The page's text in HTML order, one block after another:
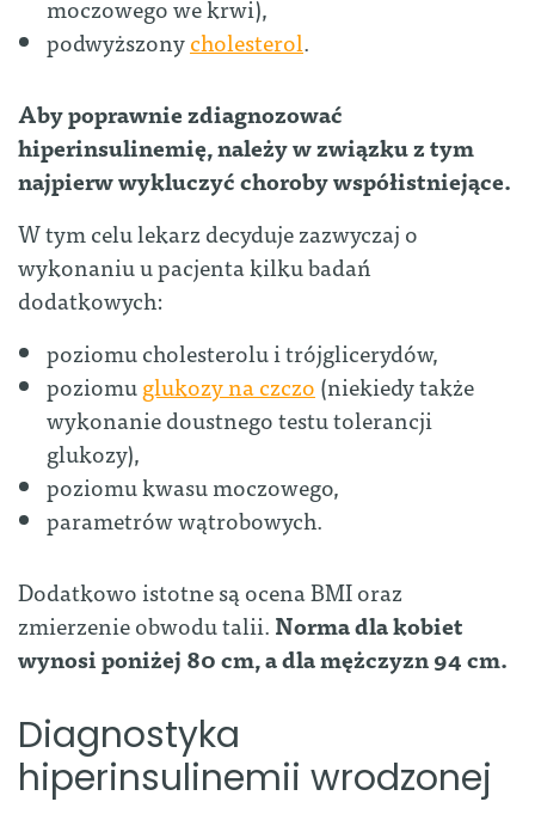
moczowego we krwi),
podwyższonycholesterol.
Aby poprawnie zdiagnozować
hiperinsulinemię, należy w związku z tym
najpierw wykluczyć choroby współistniejące.
W tym celu lekarz decyduje zazwyczaj o
wykonaniu u pacjenta kilku badań
dodatkowych:
poziomu cholesterolu i trójglicerydów,
poziomuglukozy na czczo(niekiedy także
wykonanie doustnego testu tolerancji
glukozy),
poziomu kwasu moczowego,
parametrów wątrobowych.
Dodatkowo istotne są ocena BMI oraz
zmierzenie obwodu talii.Norma dla kobiet
wynosi poniżej 80 cm, a dla mężczyzn 94 cm.
Diagnostyka
hiperinsulinemii wrodzonej